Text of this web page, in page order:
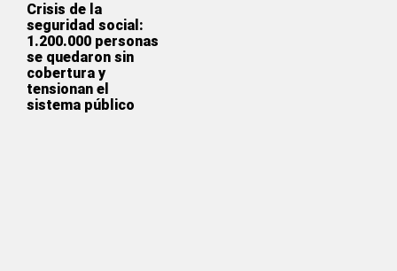
Crisis de la
seguridad social:
1.200.000 personas
se quedaron sin
cobertura y
tensionan el
sistema público